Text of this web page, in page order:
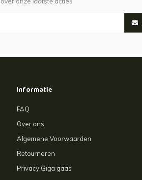
Informatie
FAQ
Over ons
Algemene Voorwaarden
Retourneren
Privacy Giga gaas